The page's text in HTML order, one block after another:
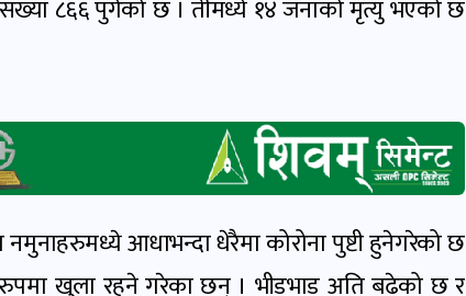
८६६ पुगेको छ । तीमध्ये १४ जनाको मृत्यु भएको छ
आधाभन्दा धेरैमा कोरोना पुष्टी हुनेगरेको छ
खुला रहने गरेका छन् । भीडभाड अति बढेको छ र